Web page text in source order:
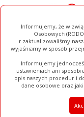
Informujemy, że w
Osobowych
r.zaktualizowaliśmy
wyjaśniamy w sposób
Informujemy
ustawieniach ani
opis naszych procedur i
dane osobowe oraz
Ogłoszenia Filmy